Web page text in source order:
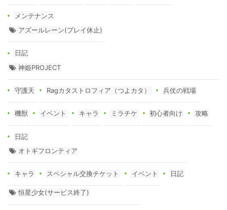
メンテナンス
アズールレーン(プレイ休止)
日記
神姫PROJECT
守護天 Ragカタストロフィア（つよカタ） 兵仗の戦場
機獣 イベント キャラ ミラチケ 初心者向け 攻略
日記
オトギフロンティア
キャラ スペシャル交換チケット イベント 日記
恒星少女(サービス終了)